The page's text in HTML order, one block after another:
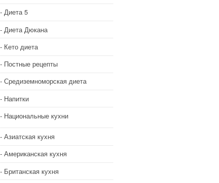
Диета 5
Диета Дюкана
Кето диета
Постные рецепты
Средиземноморская диета
Напитки
Национальные кухни
Азиатская кухня
Американская кухня
Британская кухня